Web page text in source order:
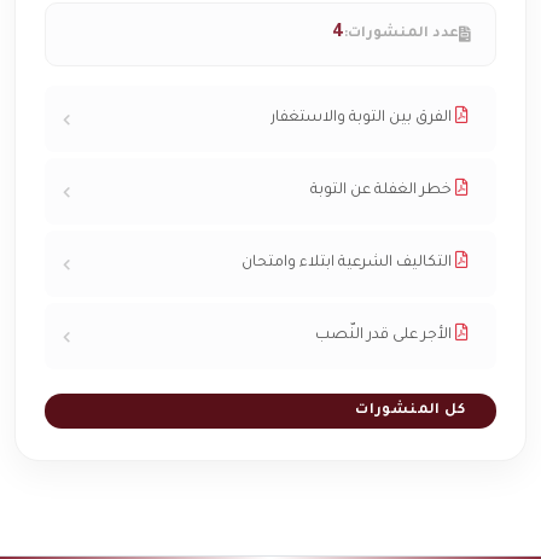
عدد المنشورات:4
الفرق بين التوبة والاستغفار
خطر الغفلة عن التوبة
التكاليف الشرعية ابتلاء وامتحان
الأجر على قدر النّصب
كل المنشورات